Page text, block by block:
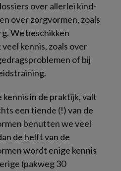
over allerlei kind-
over zorgvormen, zoals
We beschikken
kennis, zoals over
of bij
in de praktijk, valt
een tiende (!) van de
benutten weveel
de helft van de
wordt enige kennis
(pakweg 30